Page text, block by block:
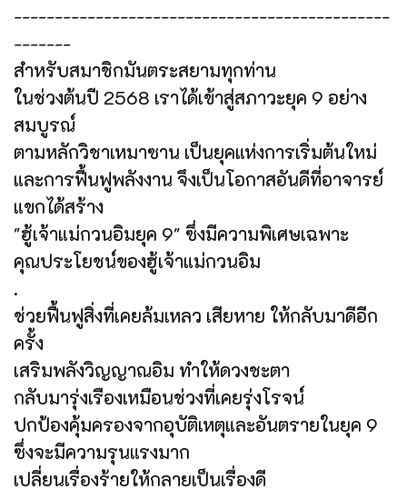
----------------------------------------------
-------
สำหรับสมาชิกมันตระสยามทุกท่าน
ในช่วงต้นปี 2568 เราได้เข้าสู่สภาวะยุค 9 อย่าง
สมบูรณ์
ตามหลักวิชาเหมาซาน เป็นยุคแห่งการเริ่มต้นใหม่
และการฟื้นฟูพลังงาน จึงเป็นโอกาสอันดีที่อาจารย์
แขกได้สร้าง
"ฮู้เจ้าแม่กวนอิมยุค 9" ซึ่งมีความพิเศษเฉพาะ
คุณประโยชน์ของฮู้เจ้าแม่กวนอิม
.
ช่วยฟื้นฟูสิ่งที่เคยล้มเหลว เสียหาย ให้กลับมาดีอีก
ครั้ง
เสริมพลังวิญญาณอิม ทำให้ดวงชะตา
กลับมารุ่งเรืองเหมือนช่วงที่เคยรุ่งโรจน์
ปกป้องคุ้มครองจากอุบัติเหตุและอันตรายในยุค 9
ซึ่งจะมีความรุนแรงมาก
เปลี่ยนเรื่องร้ายให้กลายเป็นเรื่องดี